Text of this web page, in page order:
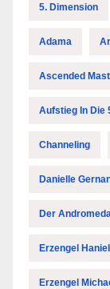
5. Dimension
Adama
Ascended
Aufstieg In Die
Channeling
Danielle
Der
Erzengel Haniel
Erzengel